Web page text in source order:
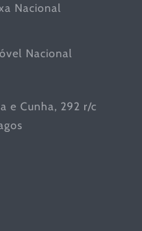
Nacional
Nacional
e Cunha, 292 r/c